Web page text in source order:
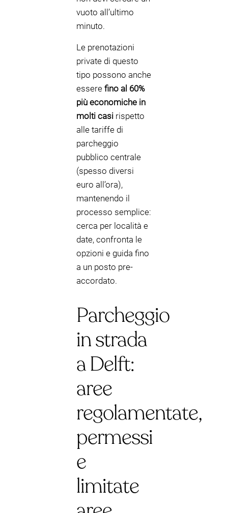
vuoto all’ultimo
minuto.
Le prenotazioni
private di questo
tipo possono anche
essere fino al 60%
più economiche in
molti casi rispetto
alle tariffe di
parcheggio
pubblico centrale
(spesso diversi
euro all’ora),
mantenendo il
processo semplice:
cerca per località e
date, confronta le
opzioni e guida fino
a un posto pre-
accordato.
Parcheggio
in strada
a Delft:
aree
regolamentate,
permessi
e
limitate